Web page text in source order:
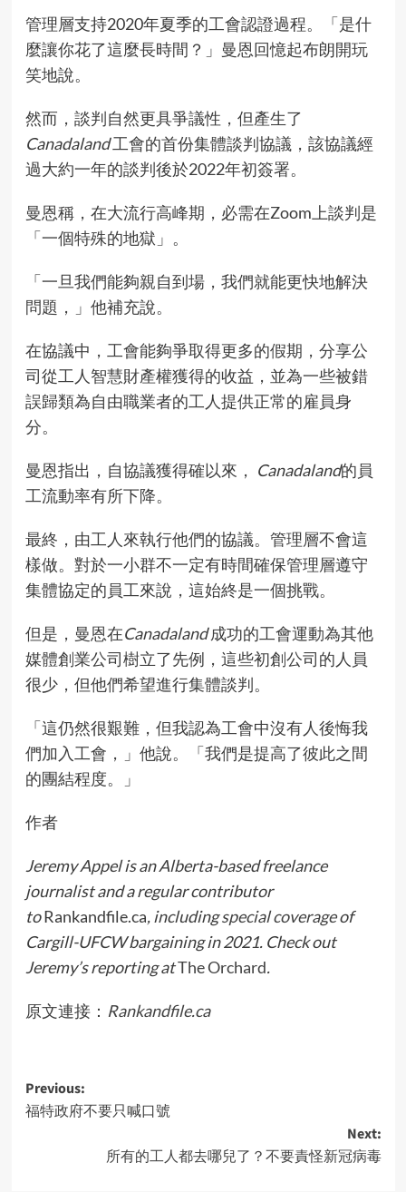
管理層支持2020年夏季的工會認證過程。「是什
麼讓你花了這麼長時間？」曼恩回憶起布朗開玩
笑地說。
然而，談判自然更具爭議性，但產生了
Canadaland工會的首份集體談判協議，該協議經
過大約一年的談判後於2022年初簽署。
曼恩稱，在大流行高峰期，必需在Zoom上談判是
「一個特殊的地獄」。
「一旦我們能夠親自到場，我們就能更快地解決
問題，」他補充說。
在協議中，工會能夠爭取得更多的假期，分享公
司從工人智慧財產權獲得的收益，並為一些被錯
誤歸類為自由職業者的工人提供正常的雇員身
分。
曼恩指出，自協議獲得確以來， Canadaland的員
工流動率有所下降。
最終，由工人來執行他們的協議。管理層不會這
樣做。對於一小群不一定有時間確保管理層遵守
集體協定的員工來說，這始終是一個挑戰。
但是，曼恩在Canadaland成功的工會運動為其他
媒體創業公司樹立了先例，這些初創公司的人員
很少，但他們希望進行集體談判。
「這仍然很艱難，但我認為工會中沒有人後悔我
們加入工會，」他說。「我們是提高了彼此之間
的團結程度。」
作者
Jeremy Appel is an Alberta-based freelance
journalist and a regular contributor
toRankandfile.ca, includingspecial coverageof
Cargill-UFCW bargaining in 2021. Check out
Jeremy’s reporting atThe Orchard.
原文連接： Rankandfile.ca
Post
navigation
Previous:
福特政府不要只喊口號
Next:
所有的工人都去哪兒了？不要責怪新冠病毒